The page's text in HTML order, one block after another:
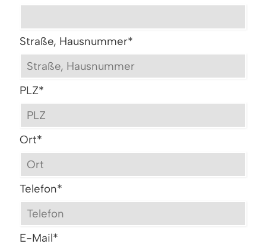
Straße, Hausnummer*
PLZ*
Ort*
Telefon*
E-Mail*